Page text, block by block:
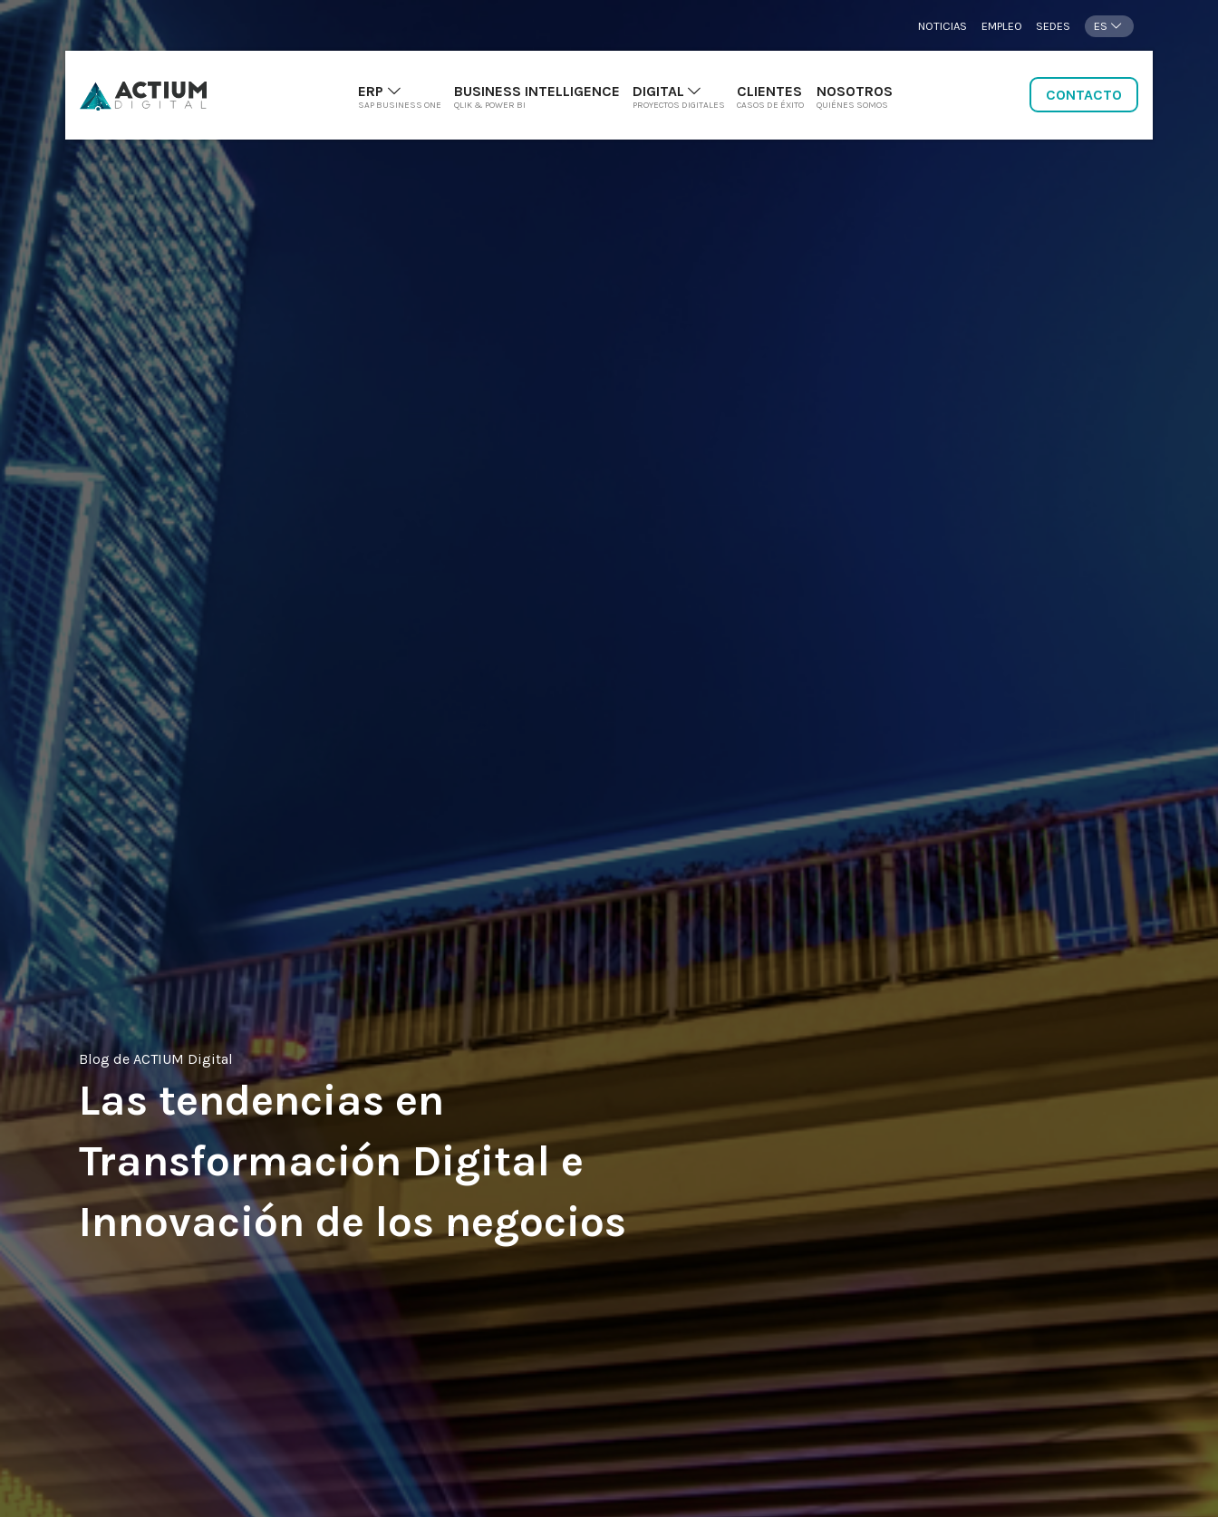
NOTICIAS EMPLEO SEDES ES
ERP
SAP BUSINESS ONE
BUSINESS INTELLIGENCE
QLIK & POWER BI
DIGITAL
PROYECTOS DIGITALES
CLIENTES
CASOS DE ÉXITO
NOSOTROS
QUIÉNES SOMOS
CONTACTO
Blog de ACTIUM Digital
Las tendencias en
Transformación Digital e
Innovación de los negocios